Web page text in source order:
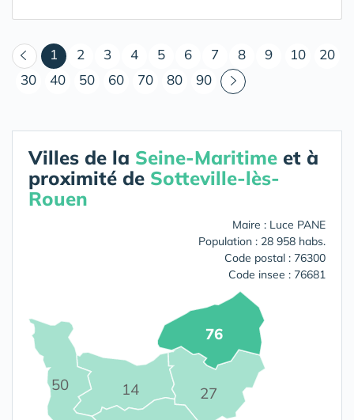
1 (courant)
2 3 4 5 6 7 8 9 10
20
30
40 50 60 70 80 90
Villes de la Seine-Maritime et à
proximité de Sotteville-lès-
Rouen
Maire : Luce PANE
Population : 28 958 habs.
Code postal : 76300
Code insee : 76681
14 27
50
76